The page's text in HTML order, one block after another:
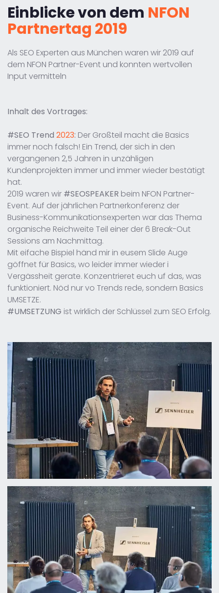
Einblicke von dem NFON
Partnertag 2019
Als SEO Experten aus München waren wir 2019 auf
dem NFON Partner-Event und konnten wertvollen
Input vermitteln
Inhalt des Vortrages:
#SEO Trend 2023: Der Großteil macht die Basics
immer noch falsch! Ein Trend, der sich in den
vergangenen 2,5 Jahren in unzähligen
Kundenprojekten immer und immer wieder bestätigt
hat.
2019 waren wir #SEOSPEAKER beim NFON Partner-
Event. Auf der jährlichen Partnerkonferenz der
Business-Kommunikationsexperten war das Thema
organische Reichweite Teil einer der 6 Break-Out
Sessions am Nachmittag.
Mit eifache Bispiel händ mir in eusem Slide Auge
göffnet für Basics, wo leider immer wieder i
Vergässheit gerate. Konzentrieret euch uf das, was
funktioniert. Nöd nur vo Trends rede, sondern Basics
UMSETZE.
#UMSETZUNG ist wirklich der Schlüssel zum SEO Erfolg.